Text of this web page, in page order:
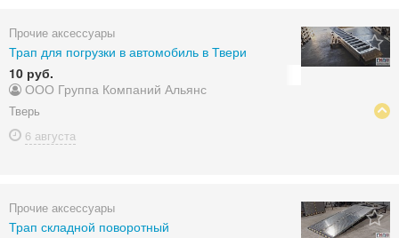
Прочие аксессуары
Трап для погрузки в автомобиль в Твери
10 руб.
ООО Группа Компаний Альянс
Тверь
6 августа
Прочие аксессуары
Трап складной поворотный